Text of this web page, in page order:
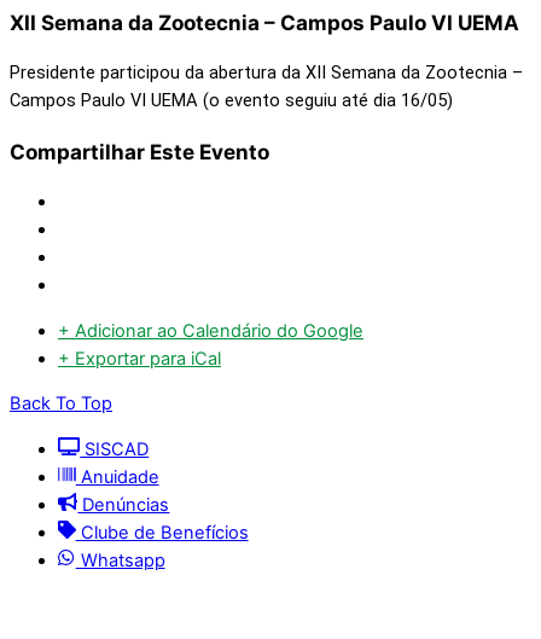
XII Semana da Zootecnia – Campos Paulo VI UEMA
Presidente participou da abertura da XII Semana da Zootecnia –
Campos Paulo VI UEMA (o evento seguiu até dia 16/05)
Compartilhar Este Evento
+ Adicionar ao Calendário do Google
+ Exportar para iCal
Back To Top
SISCAD
Anuidade
Denúncias
Clube de Benefícios
Whatsapp